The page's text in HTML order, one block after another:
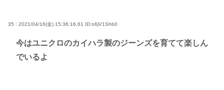
35 : 2021/04/16(金) 15:36:16.61 ID:n6jV1Shb0
今はユニクロのカイハラ製のジーンズを育てて楽しん
でいるよ